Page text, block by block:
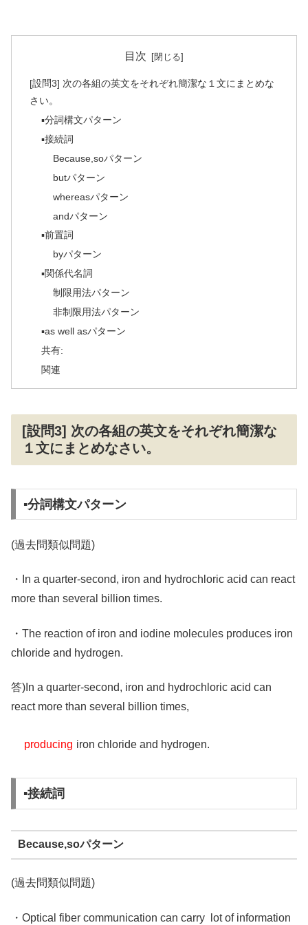
目次
[設問3] 次の各組の英文をそれぞれ簡潔な１文にまとめな
さい。
▪️分詞構文パターン
▪️接続詞
Because,soパターン
butパターン
whereasパターン
andパターン
▪️前置詞
byパターン
▪️関係代名詞
制限用法パターン
非制限用法パターン
▪️as well asパターン
共有:
関連
[設問3] 次の各組の英文をそれぞれ簡潔な
１文にまとめなさい。
▪️分詞構文パターン
(過去問類似問題)
・In a quarter-second, iron and hydrochloric acid can react
more than several billion times.
・The reaction of iron and iodine molecules produces iron
chloride and hydrogen.
答)In a quarter-second, iron and hydrochloric acid can
react more than several billion times,
producing iron chloride and hydrogen.
▪️接続詞
Because,soパターン
(過去問類似問題)
・Optical fiber communication can carry lot of information